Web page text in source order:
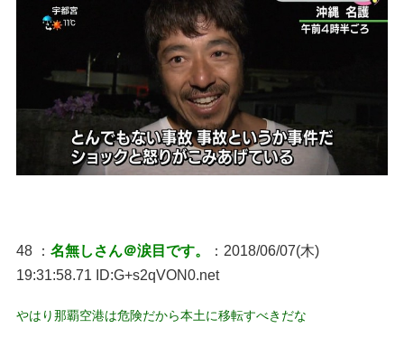
48 ： 名無しさん＠涙目です。
：2018/06/07(木)
19:31:58.71 ID:G+s2qVON0.net
やはり那覇空港は危険だから本土に移転すべきだな